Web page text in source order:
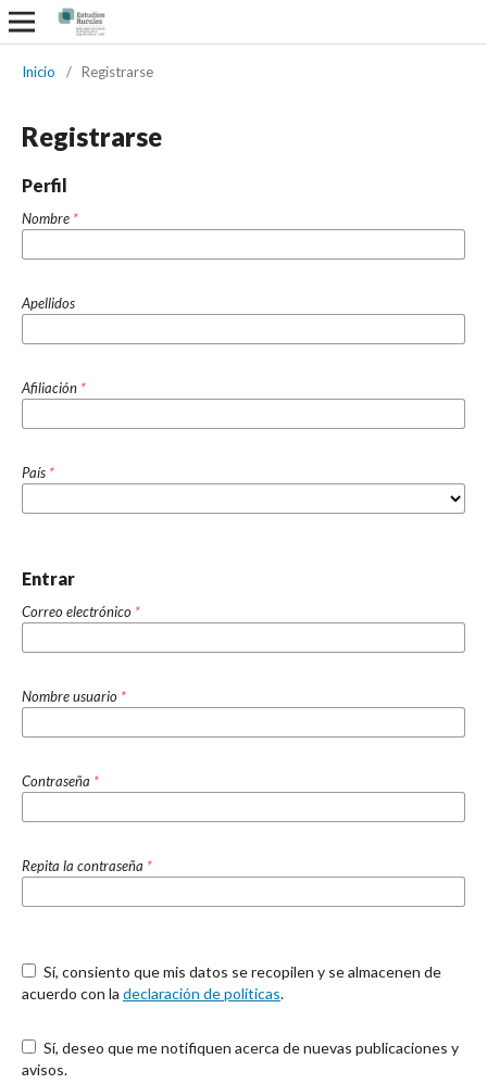
Inicio / Registrarse
Registrarse
Perfil
Nombre *
Apellidos
Afiliación *
País *
Entrar
Correo electrónico *
Nombre usuario *
Contraseña *
Repita la contraseña *
acuerdo con la declaración de políticas.
avisos.